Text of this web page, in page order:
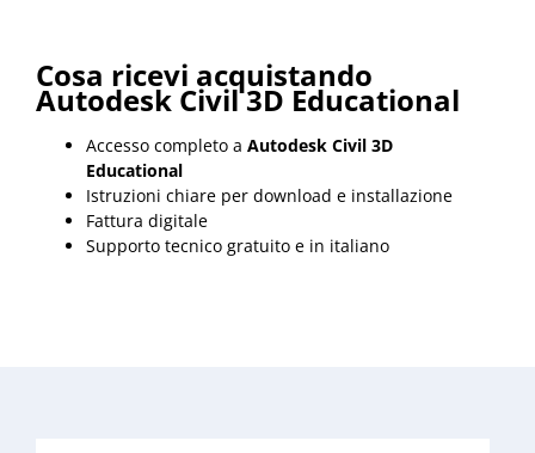
Cosa ricevi acquistando
Autodesk Civil 3D Educational
Accesso completo a Autodesk Civil 3D
Educational
Istruzioni chiare per download e installazione
Fattura digitale
Supporto tecnico gratuito e in italiano